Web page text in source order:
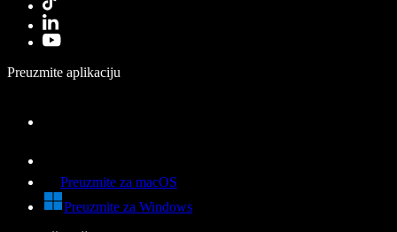
Preuzmite aplikaciju
Preuzmite za macOS
Preuzmite za Windows